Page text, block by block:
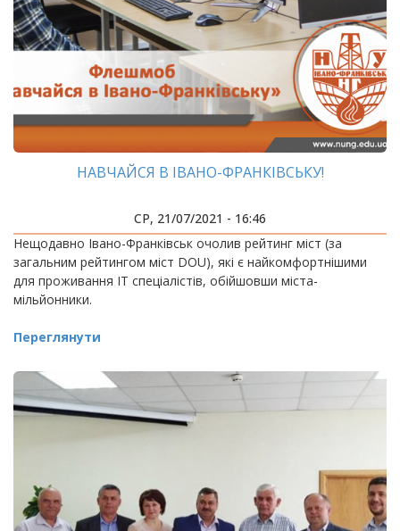
НАВЧАЙСЯ В ІВАНО-ФРАНКІВСЬКУ!
СР, 21/07/2021 - 16:46
Нещодавно Івано-Франківськ очолив рейтинг міст (за
загальним рейтингом міст DOU), які є найкомфортнішими
для проживання ІТ спеціалістів, обійшовши міста-
мільйонники.
Переглянути